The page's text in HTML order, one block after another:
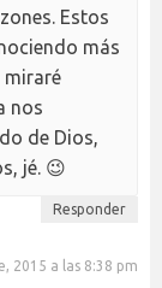
Estos
más
miraré
nos
de Dios,
jé. 😉
Responder
2015 a las 8:38 pm